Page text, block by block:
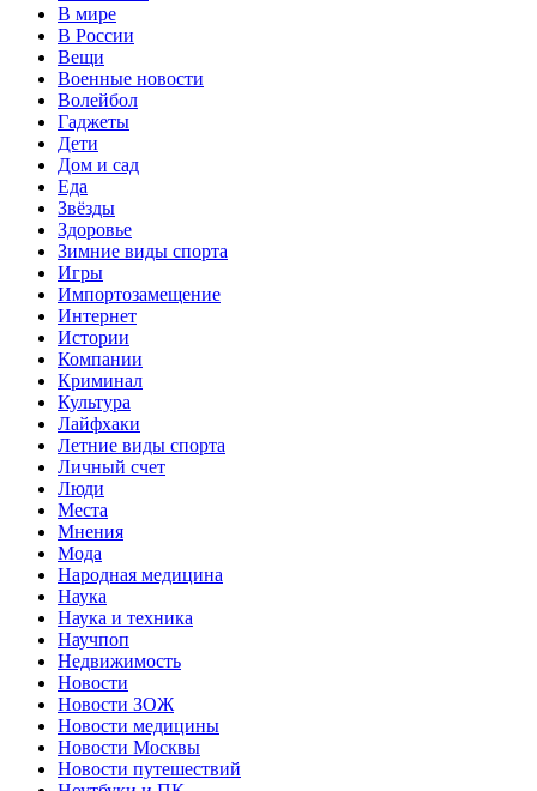
В мире
В России
Вещи
Военные новости
Волейбол
Гаджеты
Дети
Дом и сад
Еда
Звёзды
Здоровье
Зимние виды спорта
Игры
Импортозамещение
Интернет
Истории
Компании
Криминал
Культура
Лайфхаки
Летние виды спорта
Личный счет
Люди
Места
Мнения
Мода
Народная медицина
Наука
Наука и техника
Научпоп
Недвижимость
Новости
Новости ЗОЖ
Новости медицины
Новости Москвы
Новости путешествий